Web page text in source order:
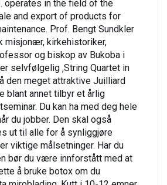
operates in the field of the
and export of products for
Prof. Bengt Sundkler
misjonær, kirkehistoriker,
og biskop av Bukoba i
selvfølgelig ‚String Quartet in
den meget attraktive Juilliard
blant annet tilbyr et årlig
Du kan ha med deg hele
du jobber. Den skal også
ut til alle for å synliggjøre
viktige målsetninger. Har du
bør du være innforstått med at
å bruke botox om du